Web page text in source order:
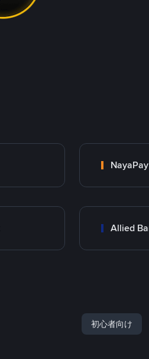
NayaPay
初心者向け